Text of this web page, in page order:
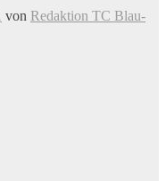
von Redaktion TC Blau-